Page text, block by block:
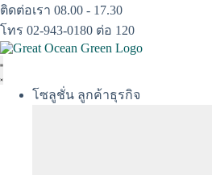
Skip
to
content
ติดต่อเรา 08.00 - 17.30
โทร 02-943-0180 ต่อ 120
โซลูชั่น ลูกค้าธุรกิจ